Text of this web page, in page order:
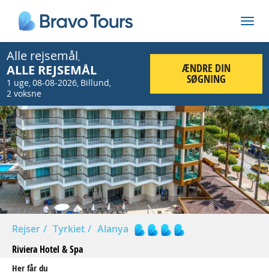
Alle rejsemål,
ALLE REJSEMÅL
1 uge,08-08-2026, Billund,
2 voksne
ÆNDRE DIN
SØGNING
Prev
Rejser Tyrkiet
Alanya
Riviera Hotel & Spa
Her får du